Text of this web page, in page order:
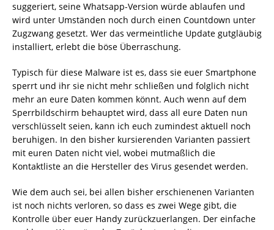
suggeriert, seine Whatsapp-Version würde ablaufen und
wird unter Umständen noch durch einen Countdown unter
Zugzwang gesetzt. Wer das vermeintliche Update gutgläubig
installiert, erlebt die böse Überraschung.
Typisch für diese Malware ist es, dass sie euer Smartphone
sperrt und ihr sie nicht mehr schließen und folglich nicht
mehr an eure Daten kommen könnt. Auch wenn auf dem
Sperrbildschirm behauptet wird, dass all eure Daten nun
verschlüsselt seien, kann ich euch zumindest aktuell noch
beruhigen. In den bisher kursierenden Varianten passiert
mit euren Daten nicht viel, wobei mutmaßlich die
Kontaktliste an die Hersteller des Virus gesendet werden.
Wie dem auch sei, bei allen bisher erschienenen Varianten
ist noch nichts verloren, so dass es zwei Wege gibt, die
Kontrolle über euer Handy zurückzuerlangen. Der einfache